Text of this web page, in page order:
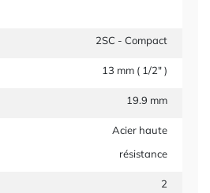
2SC - Compact
13 mm ( 1/2" )
19.9 mm
Acier haute
résistance
2